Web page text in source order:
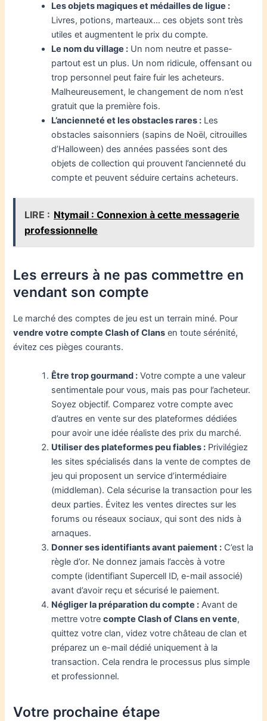
Les objets magiques et médailles de ligue :
Livres, potions, marteaux… ces objets sont très
utiles et augmentent le prix du compte.
Le nom du village : Un nom neutre et passe-
partout est un plus. Un nom ridicule, offensant ou
trop personnel peut faire fuir les acheteurs.
Malheureusement, le changement de nom n’est
gratuit que la première fois.
L’ancienneté et les obstacles rares : Les
obstacles saisonniers (sapins de Noël, citrouilles
d’Halloween) des années passées sont des
objets de collection qui prouvent l’ancienneté du
compte et peuvent séduire certains acheteurs.
LIRE : Ntymail : Connexion à cette messagerie
professionnelle
Les erreurs à ne pas commettre en
vendant son compte
Le marché des comptes de jeu est un terrain miné. Pour
vendre votre compte Clash of Clans en toute sérénité,
évitez ces pièges courants.
Être trop gourmand : Votre compte a une valeur
sentimentale pour vous, mais pas pour l’acheteur.
Soyez objectif. Comparez votre compte avec
d’autres en vente sur des plateformes dédiées
pour avoir une idée réaliste des prix du marché.
Utiliser des plateformes peu fiables : Privilégiez
les sites spécialisés dans la vente de comptes de
jeu qui proposent un service d’intermédiaire
(middleman). Cela sécurise la transaction pour les
deux parties. Évitez les ventes directes sur les
forums ou réseaux sociaux, qui sont des nids à
arnaques.
Donner ses identifiants avant paiement : C’est la
règle d’or. Ne donnez jamais l’accès à votre
compte (identifiant Supercell ID, e-mail associé)
avant d’avoir reçu et sécurisé le paiement.
Négliger la préparation du compte : Avant de
mettre votrecompte Clash of Clans en vente,
quittez votre clan, videz votre château de clan et
préparez un e-mail dédié uniquement à la
transaction. Cela rendra le processus plus simple
et professionnel.
Votre prochaine étape